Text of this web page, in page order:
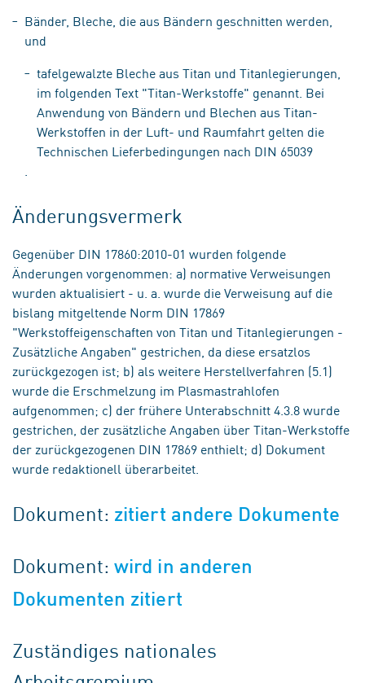
Bänder, Bleche, die aus Bändern geschnitten werden,
und
tafelgewalzte Bleche aus Titan und Titanlegierungen,
im folgenden Text "Titan-Werkstoffe" genannt. Bei
Anwendung von Bändern und Blechen aus Titan-
Werkstoffen in der Luft- und Raumfahrt gelten die
Technischen Lieferbedingungen nach DIN 65039
Änderungsvermerk
Gegenüber DIN 17860:2010-01 wurden folgende
Änderungen vorgenommen: a) normative Verweisungen
wurden aktualisiert - u. a. wurde die Verweisung auf die
bislang mitgeltende Norm DIN 17869
"Werkstoffeigenschaften von Titan und Titanlegierungen -
Zusätzliche Angaben" gestrichen, da diese ersatzlos
zurückgezogen ist; b) als weitere Herstellverfahren (5.1)
wurde die Erschmelzung im Plasmastrahlofen
aufgenommen; c) der frühere Unterabschnitt 4.3.8 wurde
gestrichen, der zusätzliche Angaben über Titan-Werkstoffe
der zurückgezogenen DIN 17869 enthielt; d) Dokument
wurde redaktionell überarbeitet.
Dokument: zitiert andere Dokumente
Dokument:wird in anderen
Dokumenten zitiert
Zuständiges nationales